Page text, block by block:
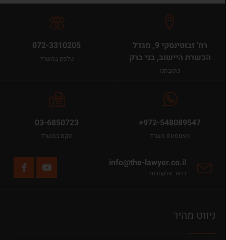
רח' זבוטינסקי 9, מגדל
הכשרת היישוב, בני ברק
כתובתנו
072-3310205
טלפון במשרד
+972-548089547
וואטסאפ משרד
03-6850723
פקס במשרד
info@the-lawyer.co.il
דואר אלקטרוני
ניווט מהיר